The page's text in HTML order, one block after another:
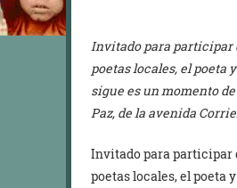
Invitado para participar
poetas locales, el poeta
sigue es un momento
Paz, de la avenida
Invitado para participar
poetas locales, el poeta